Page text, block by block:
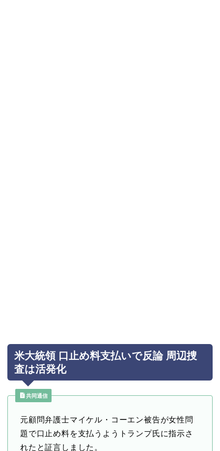
米大統領 口止め料支払いで反論 周辺捜
査は活発化
共同通信
元顧問弁護士マイケル・コーエン被告が女性問
題で口止め料を支払うようトランプ氏に指示さ
れたと証言しました。